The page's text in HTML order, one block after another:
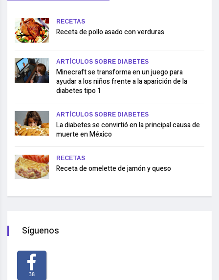
RECETAS
Receta de pollo asado con verduras
ARTÍCULOS SOBRE DIABETES
Minecraft se transforma en un juego para
ayudar a los niños frente a la aparición de la
diabetes tipo 1
ARTÍCULOS SOBRE DIABETES
La diabetes se convirtió en la principal causa de
muerte en México
RECETAS
Receta de omelette de jamón y queso
Síguenos
38